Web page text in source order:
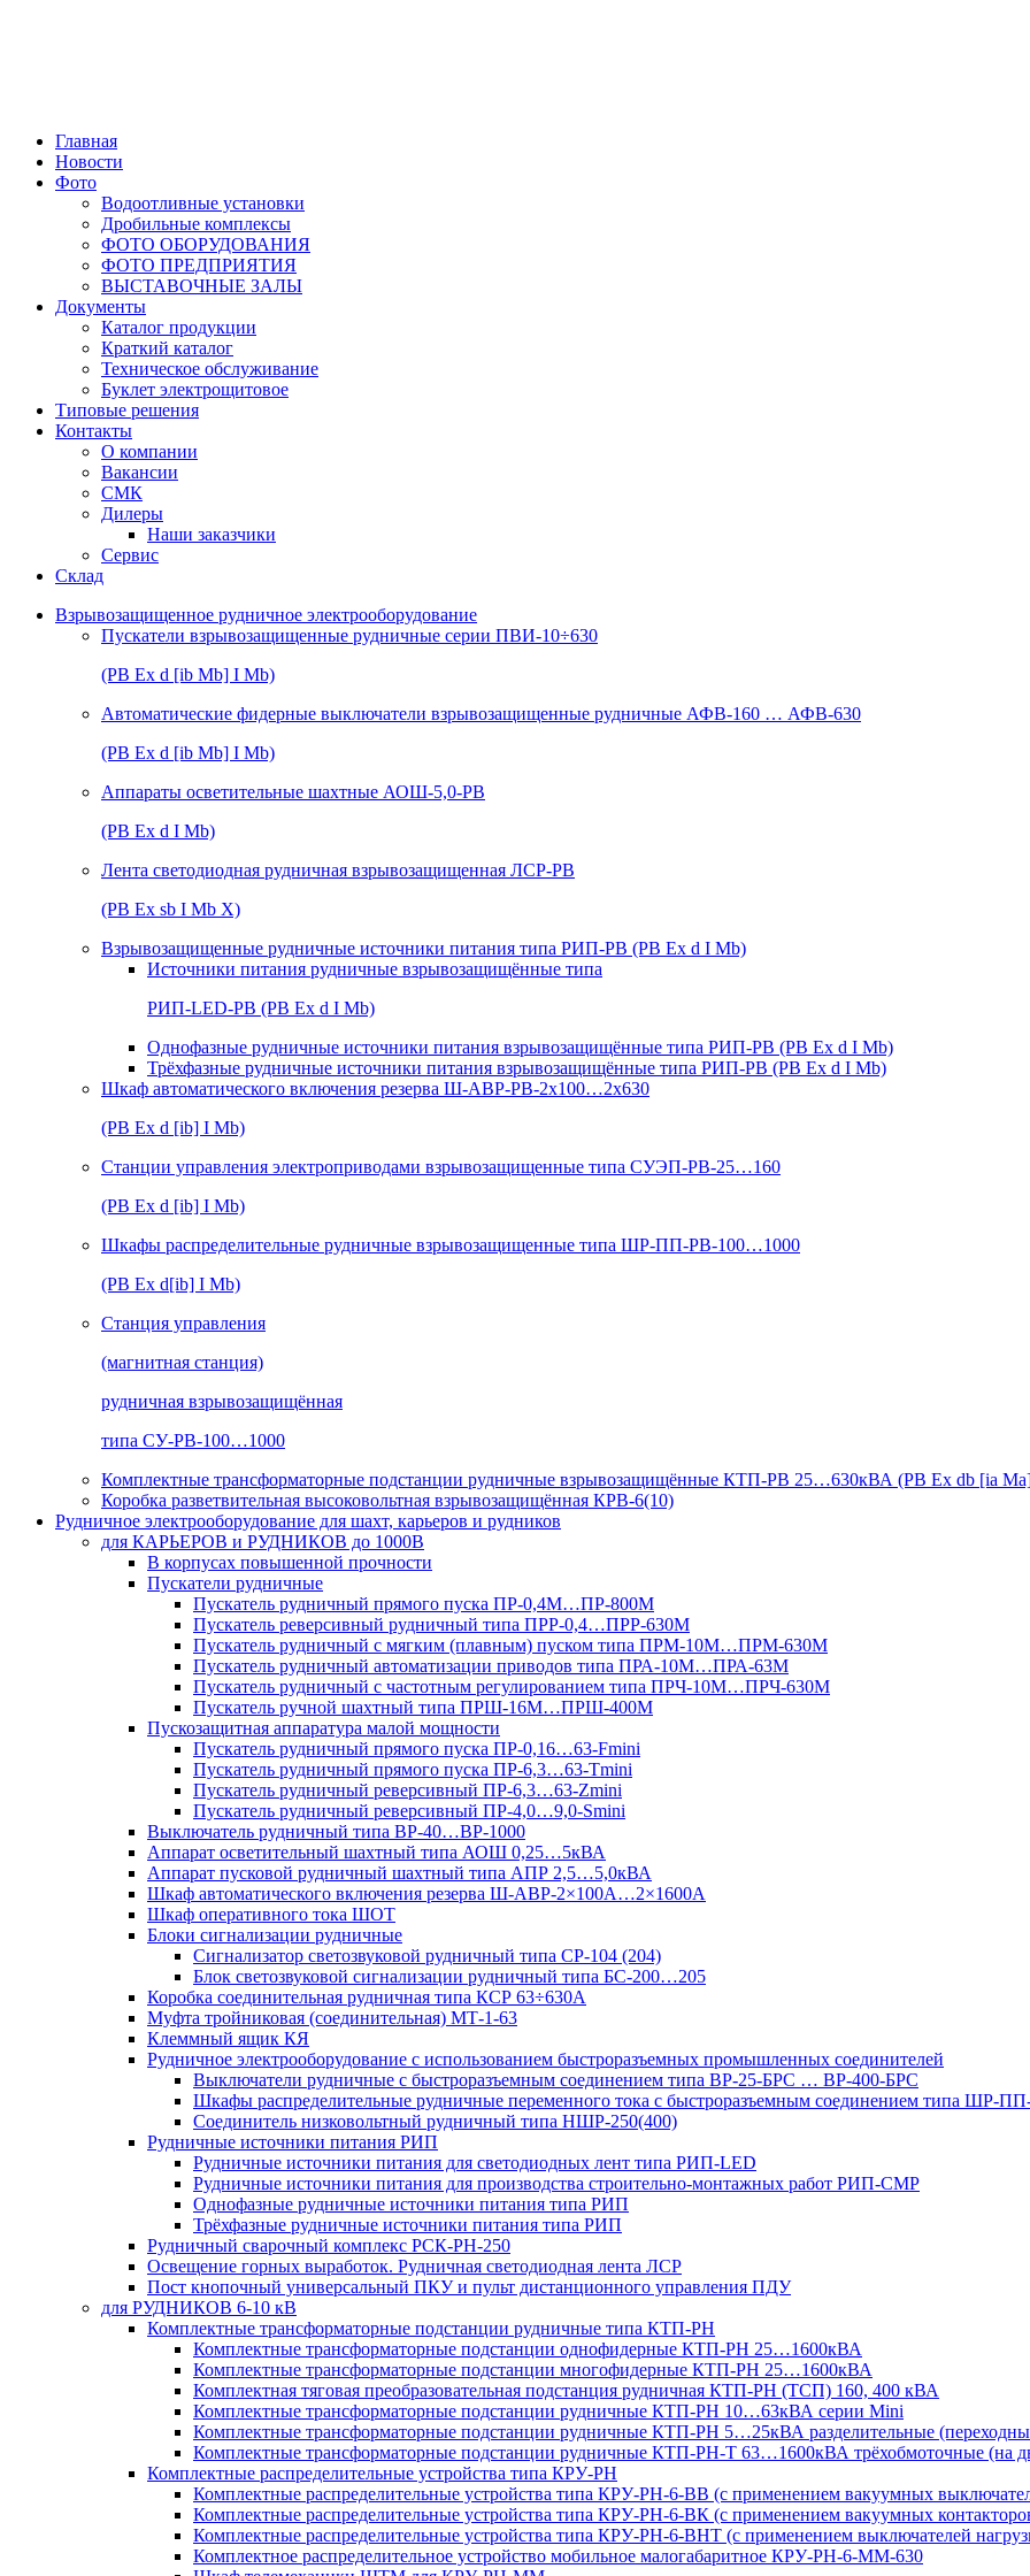
Главная
Новости
Фото
Водоотливные установки
Дробильные комплексы
ФОТО ОБОРУДОВАНИЯ
ФОТО ПРЕДПРИЯТИЯ
ВЫСТАВОЧНЫЕ ЗАЛЫ
Документы
Каталог продукции
Краткий каталог
Техническое обслуживание
Буклет электрощитовое
Типовые решения
Контакты
О компании
Вакансии
СМК
Дилеры
Наши заказчики
Сервис
Склад
Взрывозащищенное рудничное электрооборудование
Пускатели взрывозащищенные рудничные серии ПВИ-10÷630
(РВ Ex d [ib Mb] I Mb)
Автоматические фидерные выключатели взрывозащищенные рудничные АФВ-160 … АФВ-630
(РВ Ex d [ib Mb] I Mb)
Аппараты осветительные шахтные АОШ-5,0-РВ
(РВ Ex d I Mb)
Лента светодиодная рудничная взрывозащищенная ЛСР-РВ
(РВ Ex sb I Mb Х)
Взрывозащищенные рудничные источники питания типа РИП-РВ (РВ Ex d I Mb)
Источники питания рудничные взрывозащищённые типа
РИП-LED-РВ (РВ Ex d I Mb)
Однофазные рудничные источники питания взрывозащищённые типа РИП-РВ (РВ Ex d I Mb)
Трёхфазные рудничные источники питания взрывозащищённые типа РИП-РВ (РВ Ex d I Mb)
Шкаф автоматического включения резерва Ш-АВР-РВ-2х100…2х630
(РВ Ex d [ib] I Mb)
Станции управления электроприводами взрывозащищенные типа СУЭП-РВ-25…160
(РВ Ex d [ib] I Mb)
Шкафы распределительные рудничные взрывозащищенные типа ШР-ПП-РВ-100…1000
(РВ Ex d[ib] I Mb)
Станция управления
(магнитная станция)
рудничная взрывозащищённая
типа СУ-РВ-100…1000
Комплектные трансформаторные подстанции рудничные взрывозащищённые КТП-РВ 25…630кВА (РВ Ex db [ia
Коробка разветвительная высоковольтная взрывозащищённая КРВ-6(10)
Рудничное электрооборудование для шахт, карьеров и рудников
для КАРЬЕРОВ и РУДНИКОВ до 1000В
В корпусах повышенной прочности
Пускатели рудничные
Пускатель рудничный прямого пуска ПР-0,4М…ПР-800М
Пускатель реверсивный рудничный типа ПРР-0,4…ПРР-630М
Пускатель рудничный с мягким (плавным) пуском типа ПРМ-10М…ПРМ-630М
Пускатель рудничный автоматизации приводов типа ПРА-10М…ПРА-63М
Пускатель рудничный с частотным регулированием типа ПРЧ-10М…ПРЧ-630М
Пускатель ручной шахтный типа ПРШ-16М…ПРШ-400М
Пускозащитная аппаратура малой мощности
Пускатель рудничный прямого пуска ПР-0,16…63-Fmini
Пускатель рудничный прямого пуска ПР-6,3…63-Tmini
Пускатель рудничный реверсивный ПР-6,3…63-Zmini
Пускатель рудничный реверсивный ПР-4,0…9,0-Smini
Выключатель рудничный типа ВР-40…ВР-1000
Аппарат осветительный шахтный типа АОШ 0,25…5кВА
Аппарат пусковой рудничный шахтный типа АПР 2,5…5,0кВА
Шкаф автоматического включения резерва Ш-АВР-2×100А…2×1600А
Шкаф оперативного тока ШОТ
Блоки сигнализации рудничные
Сигнализатор светозвуковой рудничный типа СР-104 (204)
Блок светозвуковой сигнализации рудничный типа БС-200…205
Коробка соединительная рудничная типа КСР 63÷630А
Муфта тройниковая (соединительная) МТ-1-63
Клеммный ящик КЯ
Рудничное электрооборудование с использованием быстроразъемных промышленных соединителей
Выключатели рудничные с быстроразъемным соединением типа ВР-25-БРС … ВР-400-БРС
Шкафы распределительные рудничные переменного тока с быстроразъемным соединением типа ШР-
Соединитель низковольтный рудничный типа НШР-250(400)
Рудничные источники питания РИП
Рудничные источники питания для светодиодных лент типа РИП-LED
Рудничные источники питания для производства строительно-монтажных работ РИП-СМР
Однофазные рудничные источники питания типа РИП
Трёхфазные рудничные источники питания типа РИП
Рудничный сварочный комплекс РСК-РН-250
Освещение горных выработок. Рудничная светодиодная лента ЛСР
Пост кнопочный универсальный ПКУ и пульт дистанционного управления ПДУ
для РУДНИКОВ 6-10 кВ
Комплектные трансформаторные подстанции рудничные типа КТП-РН
Комплектные трансформаторные подстанции однофидерные КТП-РН 25…1600кВА
Комплектные трансформаторные подстанции многофидерные КТП-РН 25…1600кВА
Комплектная тяговая преобразовательная подстанция рудничная КТП-РН (ТСП) 160, 400 кВА
Комплектные трансформаторные подстанции рудничные КТП-РН 10…63кВА серии Mini
Комплектные трансформаторные подстанции рудничные КТП-РН 5…25кВА разделительные
Комплектные трансформаторные подстанции рудничные КТП-РН-Т 63…1600кВА трёхобмоточные (на
Комплектные распределительные устройства типа КРУ-РН
Комплектные распределительные устройства типа КРУ-РН-6-ВВ (с применением вакуумных
Комплектные распределительные устройства типа КРУ-РН-6-ВК (с применением вакуумных
Комплектные распределительные устройства типа КРУ-РН-6-ВНТ (с применением выключателей
Комплектное распределительное устройство мобильное малогабаритное КРУ-РН-6-ММ-630